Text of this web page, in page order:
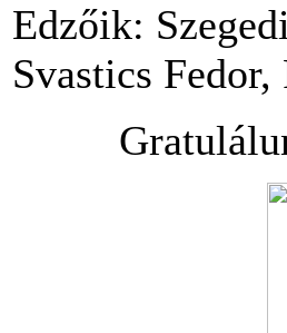
Edzőik:
Svastics